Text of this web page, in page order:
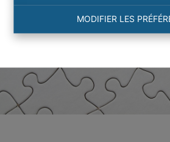
MODIFIER LES